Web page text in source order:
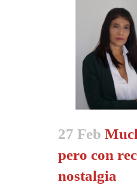
27 Feb
pero con
nostalgia